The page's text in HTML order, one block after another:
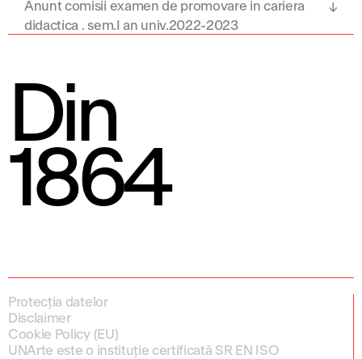
Anunt comisii examen de promovare in cariera
didactica , sem.I an univ.2022-2023
Din
1864
Protecția datelor
Disclaimer
Cookie Policy (EU)
UNArte este o instituție certificată SR EN ISO